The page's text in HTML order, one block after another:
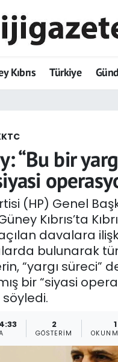
Kıbrıs Türkiye
“Bu bir
(HP) Genel
Kıbrıs’ta
davalara
bulunarak
“yargı süreci”
bir “siyasi
2
GÖSTERIM
SEÇİM 2018
Haberleri
Arşivi